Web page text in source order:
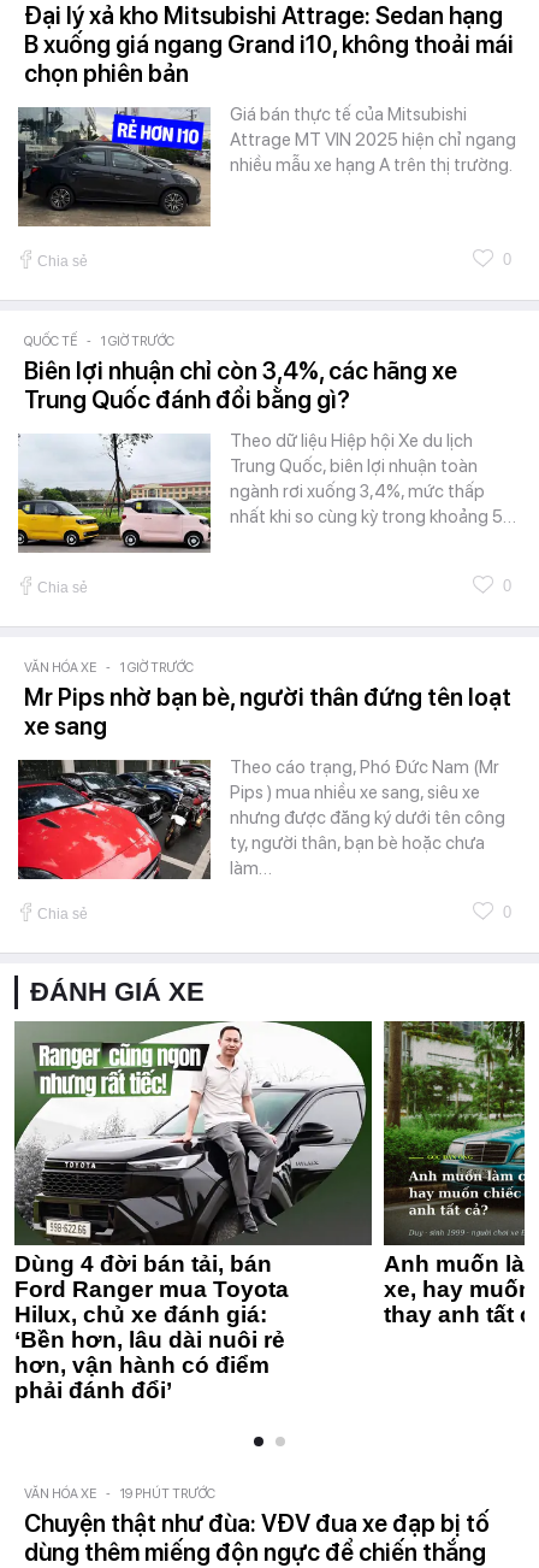
Đại lý xả kho Mitsubishi Attrage: Sedan hạng
B xuống giá ngang Grand i10, không thoải mái
chọn phiên bản
Giá bán thực tế của Mitsubishi
Attrage MT VIN 2025 hiện chỉ ngang
nhiều mẫu xe hạng A trên thị trường.
Chia sẻ 0
QUỐC TẾ - 1 GIỜ TRƯỚC
Biên lợi nhuận chỉ còn 3,4%, các hãng xe
Trung Quốc đánh đổi bằng gì?
Theo dữ liệu Hiệp hội Xe du lịch
Trung Quốc, biên lợi nhuận toàn
ngành rơi xuống 3,4%, mức thấp
nhất khi so cùng kỳ trong khoảng 5…
Chia sẻ 0
VĂN HÓA XE - 1 GIỜ TRƯỚC
Mr Pips nhờ bạn bè, người thân đứng tên loạt
xe sang
Theo cáo trạng, Phó Đức Nam (Mr
Pips ) mua nhiều xe sang, siêu xe
nhưng được đăng ký dưới tên công
ty, người thân, bạn bè hoặc chưa
làm…
Chia sẻ 0
ĐÁNH GIÁ XE
Dùng 4 đời bán tải, bán
Ford Ranger mua Toyota
Hilux, chủ xe đánh giá:
‘Bền hơn, lâu dài nuôi rẻ
hơn, vận hành có điểm
phải đánh đổi’
Anh muốn
xe, hay
thay anh tất
VĂN HÓA XE - 19 PHÚT TRƯỚC
Chuyện thật như đùa: VĐV đua xe đạp bị tố
dùng thêm miếng độn ngực để chiến thắng